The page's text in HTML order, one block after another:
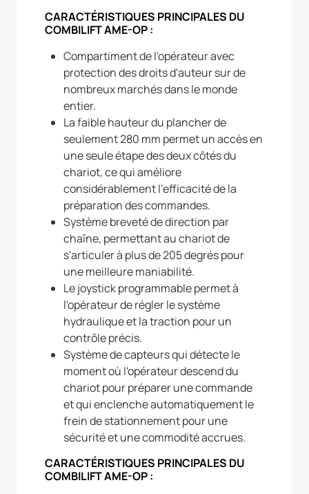
CARACTÉRISTIQUES PRINCIPALES DU
COMBILIFT AME-OP :
Compartiment de l'opérateur avec
protection des droits d'auteur sur de
nombreux marchés dans le monde
entier.
La faible hauteur du plancher de
seulement 280 mm permet un accès en
une seule étape des deux côtés du
chariot, ce qui améliore
considérablement l'efficacité de la
préparation des commandes.
Système breveté de direction par
chaîne, permettant au chariot de
s'articuler à plus de 205 degrés pour
une meilleure maniabilité.
Le joystick programmable permet à
l'opérateur de régler le système
hydraulique et la traction pour un
contrôle précis.
Système de capteurs qui détecte le
moment où l'opérateur descend du
chariot pour préparer une commande
et qui enclenche automatiquement le
frein de stationnement pour une
sécurité et une commodité accrues.
CARACTÉRISTIQUES PRINCIPALES DU
COMBILIFT AME-OP :